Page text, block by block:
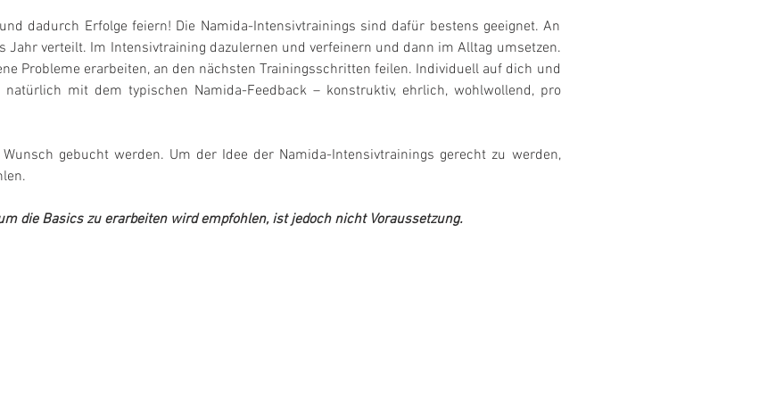
dadurch Erfolge feiern! Die Namida-Intensivtrainings sind dafür bestens geeignet. An
Jahr verteilt. Im Intensivtraining dazulernen und verfeinern und dann im Alltag umsetzen.
Probleme erarbeiten, an den nächsten Trainingsschritten feilen. Individuell auf dich und
mit dem typischen Namida-Feedback – konstruktiv, ehrlich, wohlwollend, pro
gebucht werden. Um der Idee der Namida-Intensivtrainings gerecht zu werden,
die Basics zu erarbeiten wird empfohlen, ist jedoch nicht Voraussetzung.